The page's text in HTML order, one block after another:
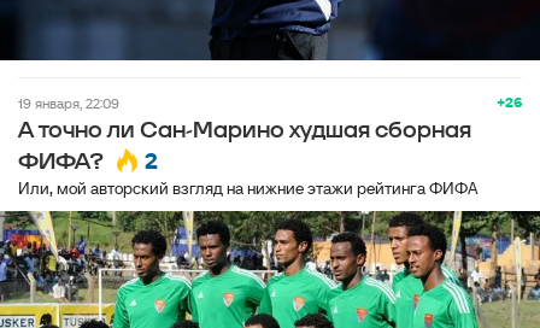
+26
19 января, 22:09
А точно ли Сан-Марино худшая сборная
ФИФА?
2
Или, мой авторский взгляд на нижние этажи рейтинга ФИФА